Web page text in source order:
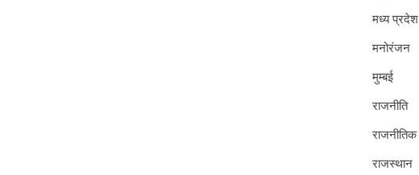
मध्य प्रदेश
मनोरंजन
मुम्बई
राजनीति
राजनीतिक
राजस्थान